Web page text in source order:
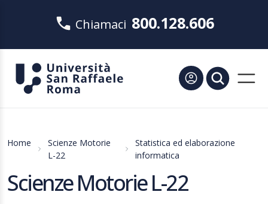
Chiamaci 800.128.606
Home
Scienze Motorie
L-22
Statistica ed elaborazione
informatica
Scienze Motorie L-22